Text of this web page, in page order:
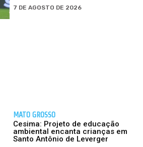
7 DE AGOSTO DE 2026
MATO GROSSO
Cesima: Projeto de educação
ambiental encanta crianças em
Santo Antônio de Leverger